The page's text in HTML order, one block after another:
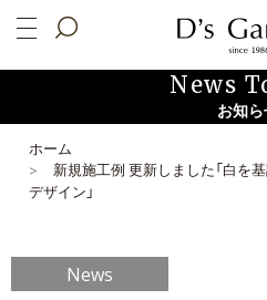
News
お知
ホーム
新規施工例 更新しました「白を
デザイン」
News